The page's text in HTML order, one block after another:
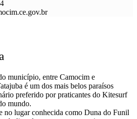
município, entre Camocim e
é um dos mais belos paraísos
preferido por praticantes do Kitesurf
mundo.
no lugar conhecida como Duna do Funil